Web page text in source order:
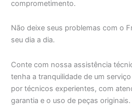
comprometimento.
Não deixe seus problemas com o
seu dia a dia.
Conte com nossa assistência
tenha a tranquilidade de um
por técnicos experientes, com
garantia e o uso de peças originais.